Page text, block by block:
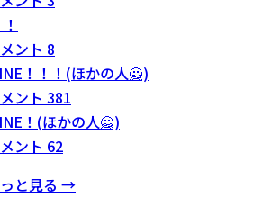
ント 8
！！！(ほかの人🙅)
ント 381
！(ほかの人🙅)
ント 62
と見る →